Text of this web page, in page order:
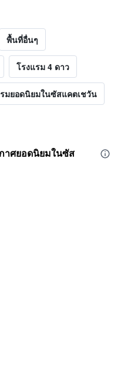
พื้นที่อื่นๆ
โรงแรม 4 ดาว
มยอดนิยมในซัสแคตเชวัน
าศยอดนิยมในซัส